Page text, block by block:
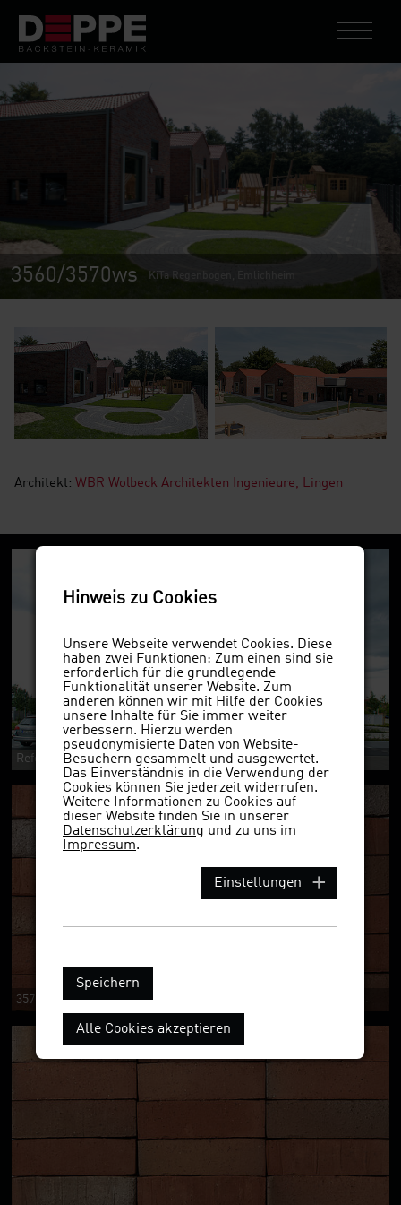
3560/3570ws KiTa Regenbogen, Emlichheim
Architekt: WBR Wolbeck Architekten Ingenieure, Lingen
Referenzobjekt 3560ws
3570ws NF
Hinweis zu Cookies
Unsere Webseite verwendet Cookies. Diese
haben zwei Funktionen: Zum einen sind sie
erforderlich für die grundlegende
Funktionalität unserer Website. Zum
anderen können wir mit Hilfe der Cookies
unsere Inhalte für Sie immer weiter
verbessern. Hierzu werden
pseudonymisierte Daten von Website-
Besuchern gesammelt und ausgewertet.
Das Einverständnis in die Verwendung der
Cookies können Sie jederzeit widerrufen.
Weitere Informationen zu Cookies auf
dieser Website finden Sie in unserer
Datenschutzerklärung und zu uns im
Impressum.
Einstellungen
Speichern
Alle Cookies akzeptieren